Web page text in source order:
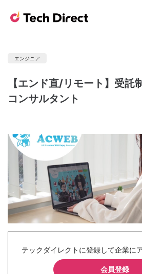
エンジニア
【エンド直/リモート】受託
コンサルタント
テックダイレクトに登録して企業に
会員登録